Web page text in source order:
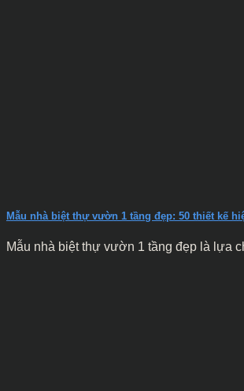
Mẫu nhà biệt thự vườn 1 tầng đẹp: 50 thiết kế
Mẫu nhà biệt thự vườn 1 tầng đẹp là lựa